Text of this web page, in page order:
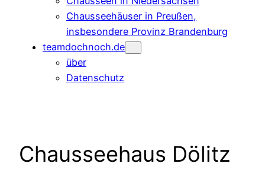
Chausseehäuser in Preußen,
insbesondere Provinz Brandenburg
teamdochnoch.de
über
Datenschutz
Chausseehaus Dölitz